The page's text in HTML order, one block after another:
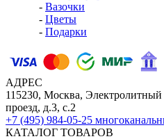
- Вазочки
- Цветы
- Подарки
АДРЕС
115230, Москва, Электролитный
проезд, д.3, с.2
+7 (495) 984-05-25
КАТАЛОГ ТОВАРОВ